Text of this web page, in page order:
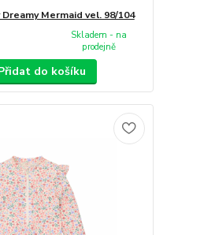
Mermaid vel. 98/104
Skladem - na
prodejně
do košíku